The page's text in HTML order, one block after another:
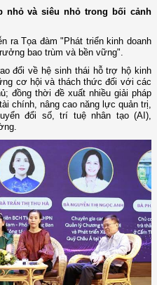
nhỏ và siêu nhỏ trong bối cảnh
ra Tọa đàm "Phát triển kinh doanh
bao trùm và bền vững".
đổi về hệ sinh thái hỗ trợ hộ kinh
cơ hội và thách thức đối với các
đồng thời đề xuất nhiều giải pháp
chính, nâng cao năng lực quản trị,
đổi số, trí tuệ nhân tạo (AI),